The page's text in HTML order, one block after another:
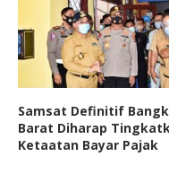
Samsat Definitif
Barat Diharap
Ketaatan Bayar Pajak